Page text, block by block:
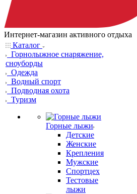
Интернет-магазин активного отдыха
Каталог
Горнолыжное снаряжение,
сноуборды
Одежда
Водный спорт
Подводная охота
Туризм
Горные лыжи
Детские
Женские
Крепления
Мужские
Спортцех
Тестовые
лыжи